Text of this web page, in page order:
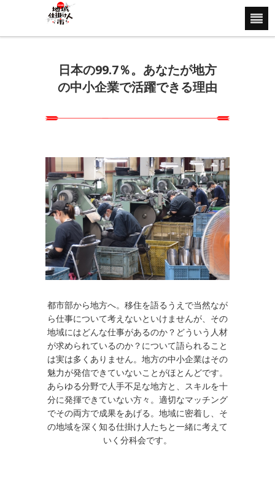
日本の99.7％。あなたが地方
の中小企業で活躍できる理由
都市部から地方へ。移住を語るうえで当然なが
ら仕事について考えないといけませんが、その
地域にはどんな仕事があるのか？どういう人材
が求められているのか？について語られること
は実は多くありません。地方の中小企業はその
魅力が発信できていないことがほとんどです。
あらゆる分野で人手不足な地方と、スキルを十
分に発揮できていない方々。適切なマッチング
でその両方で成果をあげる。地域に密着し、そ
の地域を深く知る仕掛け人たちと一緒に考えて
いく分科会です。